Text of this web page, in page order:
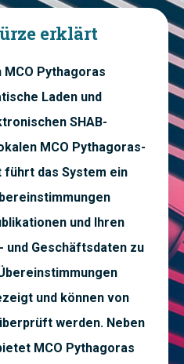
erklärt
MCO Pythagoras
Laden und
SHAB-
MCO Pythagoras-
führt das System ein
und Ihren
und Geschäftsdaten zu
und können von
werden. Neben
MCO Pythagoras